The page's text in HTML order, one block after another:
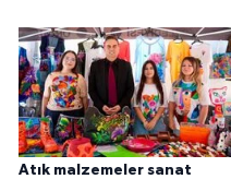
Atık malzemeler sanat